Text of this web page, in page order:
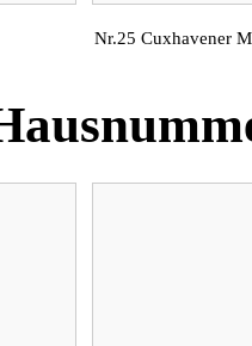
Nr.25 Cuxhavener